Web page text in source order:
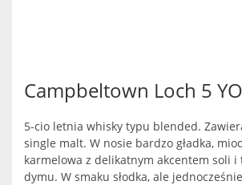
Campbeltown Loch 5 YO
5-cio letnia whisky typu blended.
single malt. W nosie bardzo gładka,
karmelowa z delikatnym akcentem soli i
dymu. W smaku słodka, ale